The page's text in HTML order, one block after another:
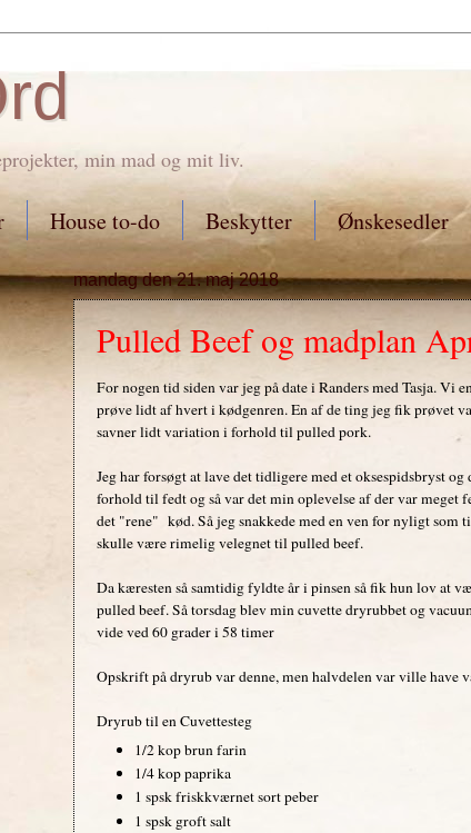
min mad og mit liv.
House to-do Beskytter Ønskesedler
mandag den 21. maj 2018
Pulled Beef og madplan
For nogen tid siden var jeg på date i Randers med Tasja. Vi
prøve lidt af hvert i kødgenren. En af de ting jeg fik prøvet
savner lidt variation i forhold til pulled pork.
Jeg har forsøgt at lave det tidligere med et oksespidsbryst
forhold til fedt og så var det min oplevelse af der var
det "rene" kød. Så jeg snakkede med en ven for nyligt som
skulle være rimelig velegnet til pulled beef.
Da kæresten så samtidig fyldte år i pinsen så fik hun lov at
pulled beef. Så torsdag blev min cuvette dryrubbet og
vide ved 60 grader i 58 timer
Opskrift på dryrub var denne, men halvdelen var ville have
Dryrub til en Cuvettesteg
1/2 kop brun farin
1/4 kop paprika
1 spsk friskkværnet sort peber
1 spsk groft salt